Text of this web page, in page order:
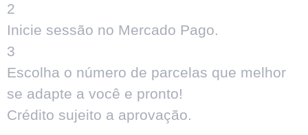
2
Inicie sessão no Mercado Pago.
3
Escolha o número de parcelas que melhor
se adapte a você e pronto!
Crédito sujeito a aprovação.